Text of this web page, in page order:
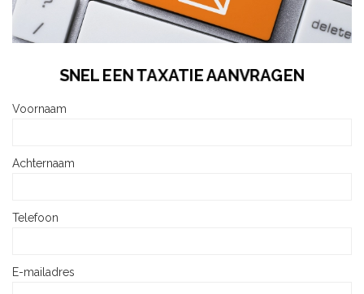
SNEL EEN TAXATIE AANVRAGEN
Voornaam
Achternaam
Telefoon
E-mailadres